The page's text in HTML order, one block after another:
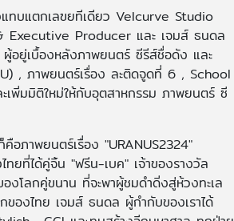
แทบแตกเลฃยทีเดียว Velcurve Studio
Executive Producer และ เจมส์ ธนดล
อยู่เบื้องหลังภาพยนตร์ ซีรีส์ชื่อดัง และ
, ภาพยนตร์เรื่อง ละติดจูดที่ 6 , School
เพิ่มมิติใหม่ให้กับอุตสาหกรรม ภาพยนตร์ ซี
ภาพยนตร์เรื่อง "URANUS2324"
ที่ได้คู่จิ้น "ฟรีน-เบค" เจ้าของรางวัล
โลกคู่ขนาน ที่จะพาผู้ชมดำดิ่งสู่ห้วงทะเล
องไทย เจมส์ ธนดล ผู้กำกับของเราได้